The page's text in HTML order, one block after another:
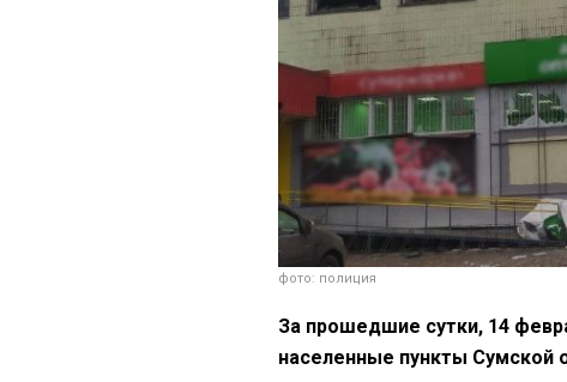
фото: полиция
За прошедшие сутки, 14
населенные пункты Сумской